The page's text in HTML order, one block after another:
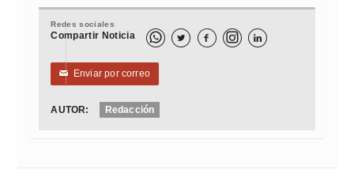
Redes sociales
Compartir Noticia   
✉ Enviar por correo
AUTOR: Redacción